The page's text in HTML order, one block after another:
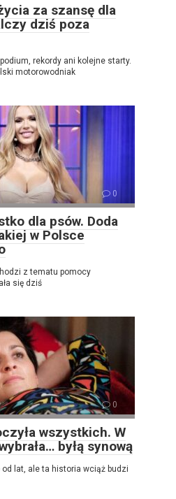
za szansę dla
dziś poza
rekordy ani kolejne starty.
motorowodniak
0
dla psów. Doda
w Polsce
z tematu pomocy
się dziś
0
wszystkich. W
byłą synową
lat, ale ta historia wciąż budzi